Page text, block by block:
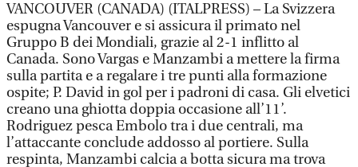
VANCOUVER (CANADA) (ITALPRESS) – La Svizzera
espugna Vancouver e si assicura il primato nel
Gruppo B dei Mondiali, grazie al 2-1 inflitto al
Canada. Sono Vargas e Manzambi a mettere la firma
sulla partita e a regalare i tre punti alla formazione
ospite; P. David in gol per i padroni di casa. Gli elvetici
creano una ghiotta doppia occasione all’11’.
Rodriguez pesca Embolo tra i due centrali, ma
l’attaccante conclude addosso al portiere. Sulla
respinta, Manzambi calcia a botta sicura ma trova